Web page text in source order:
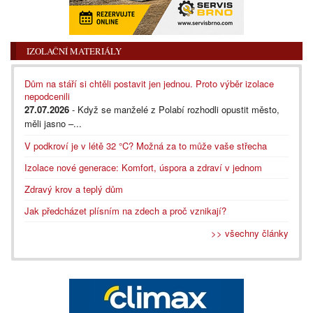
IZOLAČNÍ MATERIÁLY
Dům na stáří si chtěli postavit jen jednou. Proto výběr izolace
nepodcenili
27.07.2026 - Když se manželé z Polabí rozhodli opustit město,
měli jasno –...
V podkroví je v létě 32 °C? Možná za to může vaše střecha
Izolace nové generace: Komfort, úspora a zdraví v jednom
Zdravý krov a teplý dům
Jak předcházet plísním na zdech a proč vznikají?
>> všechny články